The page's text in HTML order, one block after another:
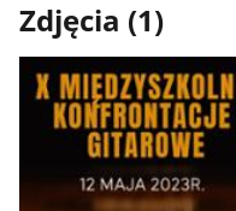
Zdjęcia (1)